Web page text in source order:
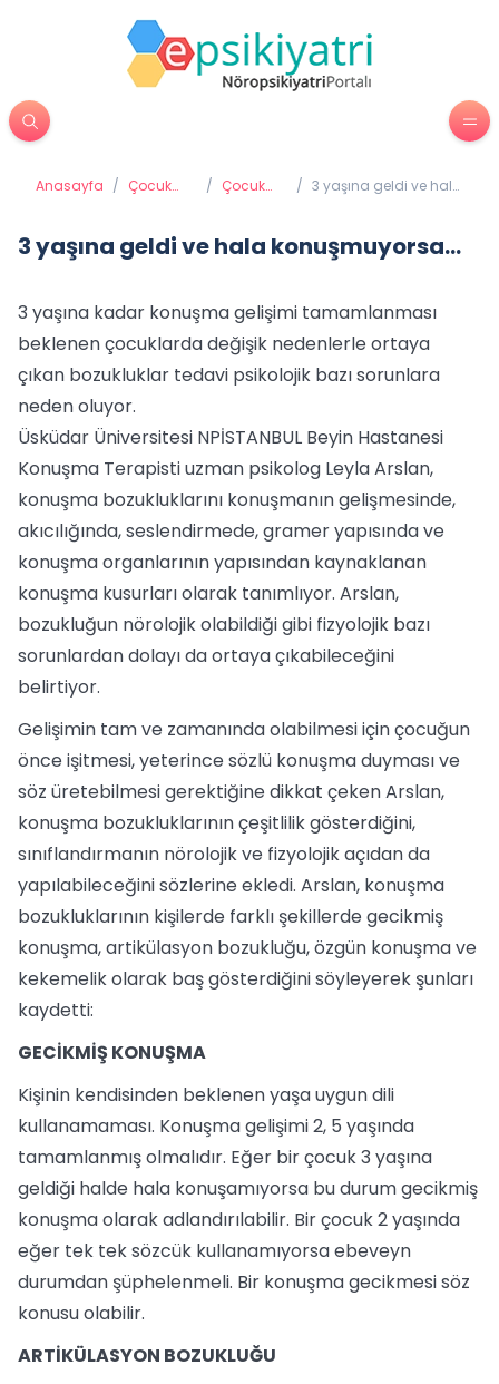
Anasayfa / Çocuk
/ Çocuk
/ 3 yaşına geldi ve hala
3 yaşına geldi ve hala konuşmuyorsa...
3 yaşına kadar konuşma gelişimi tamamlanması
beklenen çocuklarda değişik nedenlerle ortaya
çıkan bozukluklar tedavi psikolojik bazı sorunlara
neden oluyor.
Üsküdar Üniversitesi NPİSTANBUL Beyin Hastanesi
Konuşma Terapisti uzman psikolog Leyla Arslan,
konuşma bozukluklarını konuşmanın gelişmesinde,
akıcılığında, seslendirmede, gramer yapısında ve
konuşma organlarının yapısından kaynaklanan
konuşma kusurları olarak tanımlıyor. Arslan,
bozukluğun nörolojik olabildiği gibi fizyolojik bazı
sorunlardan dolayı da ortaya çıkabileceğini
belirtiyor.
Gelişimin tam ve zamanında olabilmesi için çocuğun
önce işitmesi, yeterince sözlü konuşma duyması ve
söz üretebilmesi gerektiğine dikkat çeken Arslan,
konuşma bozukluklarının çeşitlilik gösterdiğini,
sınıflandırmanın nörolojik ve fizyolojik açıdan da
yapılabileceğini sözlerine ekledi. Arslan, konuşma
bozukluklarının kişilerde farklı şekillerde gecikmiş
konuşma, artikülasyon bozukluğu, özgün konuşma ve
kekemelik olarak baş gösterdiğini söyleyerek şunları
kaydetti:
GECİKMİŞ KONUŞMA
Kişinin kendisinden beklenen yaşa uygun dili
kullanamaması. Konuşma gelişimi 2, 5 yaşında
tamamlanmış olmalıdır. Eğer bir çocuk 3 yaşına
geldiği halde hala konuşamıyorsa bu durum gecikmiş
konuşma olarak adlandırılabilir. Bir çocuk 2 yaşında
eğer tek tek sözcük kullanamıyorsa ebeveyn
durumdan şüphelenmeli. Bir konuşma gecikmesi söz
konusu olabilir.
ARTİKÜLASYON BOZUKLUĞU